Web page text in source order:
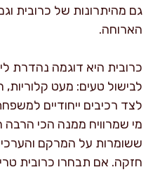
גם מהיתרונות של כרובית
הארוחה.
כרובית היא דוגמה נהדרת
לבישול טעים: מעט קלוריות,
לצד רכיבים ייחודיים
מי שמרוויח ממנה הכי הרבה
ששומרות על המרקם
חזקה. אם תבחרו כרובית